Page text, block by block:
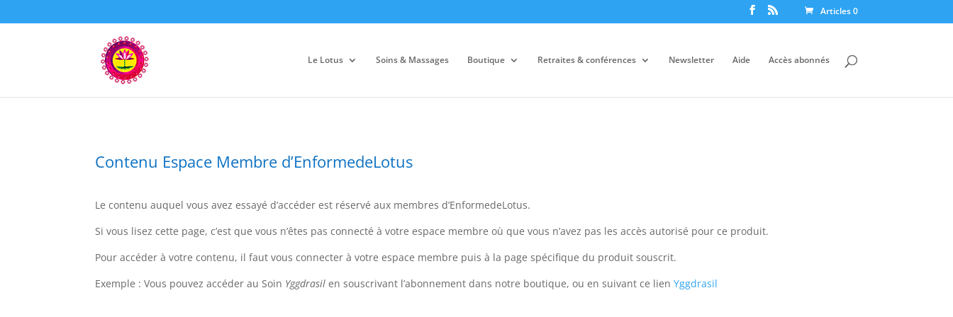
Articles 0
Le Lotus Soins & Massages Boutique Retraites & conférences Newsletter Aide Accès abonnés
Contenu Espace Membre d’EnformedeLotus
Le contenu auquel vous avez essayé d’accéder est réservé aux membres d’EnformedeLotus.
Si vous lisez cette page, c’est que vous n’êtes pas connecté à votre espace membre où que vous n’avez pas les accès autorisé pour ce produit.
Pour accéder à votre contenu, il faut vous connecter à votre espace membre puis à la page spécifique du produit souscrit.
Exemple : Vous pouvez accéder au Soin Yggdrasil en souscrivant l’abonnement dans notre boutique, ou en suivant ce lienYggdrasil